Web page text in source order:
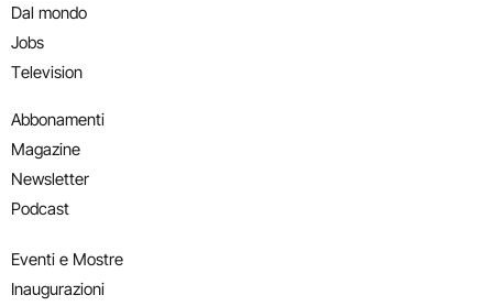
Dal mondo
Jobs
Television
Abbonamenti
Magazine
Newsletter
Podcast
Eventi e Mostre
Inaugurazioni